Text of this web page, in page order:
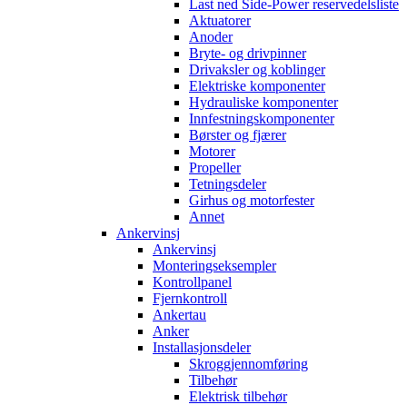
Last ned Side-Power reservedelsliste
Aktuatorer
Anoder
Bryte- og drivpinner
Drivaksler og koblinger
Elektriske komponenter
Hydrauliske komponenter
Innfestningskomponenter
Børster og fjærer
Motorer
Propeller
Tetningsdeler
Girhus og motorfester
Annet
Ankervinsj
Ankervinsj
Monteringseksempler
Kontrollpanel
Fjernkontroll
Ankertau
Anker
Installasjonsdeler
Skroggjennomføring
Tilbehør
Elektrisk tilbehør